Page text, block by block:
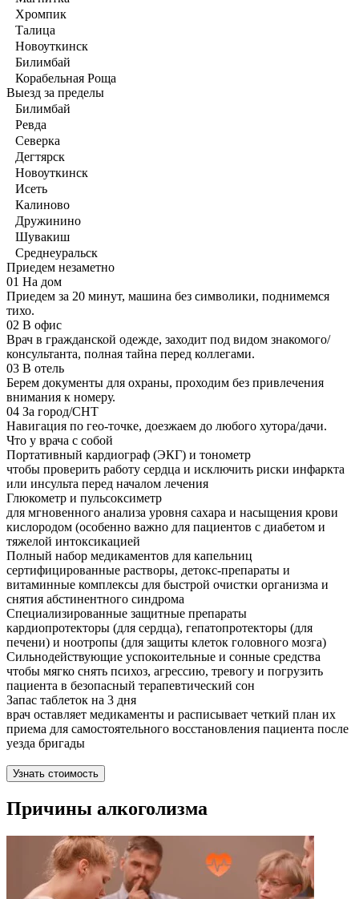
Хромпик
Талица
Новоуткинск
Билимбай
Корабельная Роща
Выезд за пределы
Билимбай
Ревда
Северка
Дегтярск
Новоуткинск
Исеть
Калиново
Дружинино
Шувакиш
Среднеуральск
Приедем незаметно
01 На дом
Приедем за 20 минут, машина без символики, поднимемся
тихо.
02 В офис
Врач в гражданской одежде, заходит под видом знакомого/
консультанта, полная тайна перед коллегами.
03 В отель
Берем документы для охраны, проходим без привлечения
внимания к номеру.
04 За город/СНТ
Навигация по гео-точке, доезжаем до любого хутора/дачи.
Что у врача с собой
Портативный кардиограф (ЭКГ) и тонометр
чтобы проверить работу сердца и исключить риски инфаркта
или инсульта перед началом лечения
Глюкометр и пульсоксиметр
для мгновенного анализа уровня сахара и насыщения крови
кислородом (особенно важно для пациентов с диабетом и
тяжелой интоксикацией
Полный набор медикаментов для капельниц
сертифицированные растворы, детокс-препараты и
витаминные комплексы для быстрой очистки организма и
снятия абстинентного синдрома
Специализированные защитные препараты
кардиопротекторы (для сердца), гепатопротекторы (для
печени) и ноотропы (для защиты клеток головного мозга)
Сильнодействующие успокоительные и сонные средства
чтобы мягко снять психоз, агрессию, тревогу и погрузить
пациента в безопасный терапевтический сон
Запас таблеток на 3 дня
врач оставляет медикаменты и расписывает четкий план их
приема для самостоятельного восстановления пациента после
уезда бригады
Узнать стоимость
Причины алкоголизма